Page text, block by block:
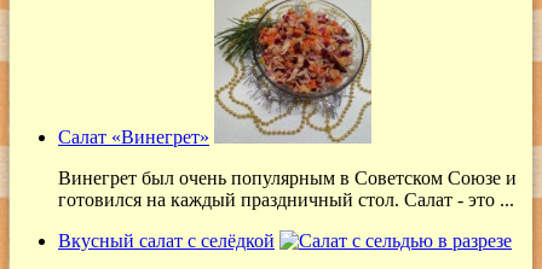
Салат «Винегрет»
Винегрет был очень популярным в Советском Союзе и
готовился на каждый праздничный стол. Салат - это ...
Вкусный салат с селёдкой